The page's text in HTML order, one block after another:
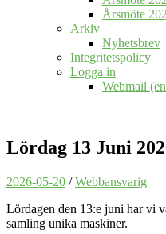
Årsmöte
Arkiv
Nyhetsbrev
Integritetspolicy
Logga in
Webmail
Lördag 13 Juni
2026-05-20 /Webbansvarig
Lördagen den 13:e juni har vi
samling unika maskiner.